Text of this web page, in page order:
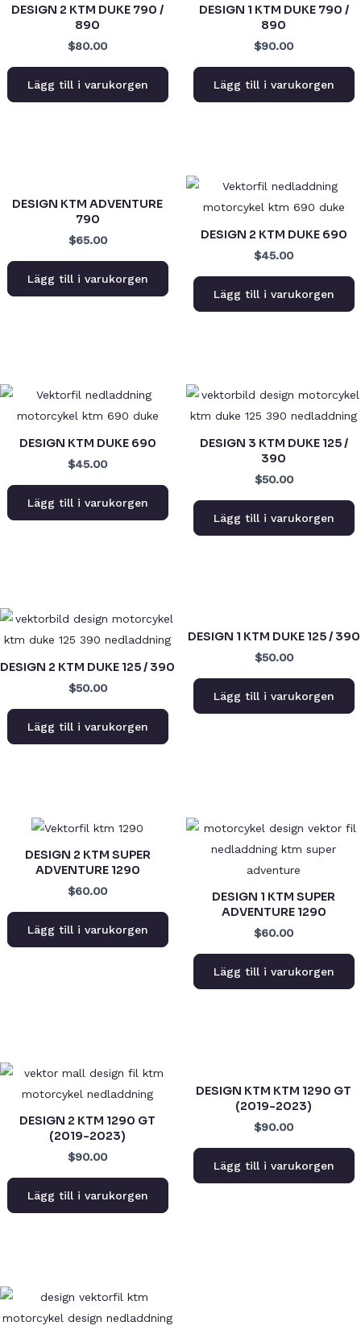
DESIGN 2 KTM DUKE 790 /
890
$80.00
Lägg till i varukorgen
DESIGN 1 KTM DUKE 790 /
890
$90.00
Lägg till i varukorgen
DESIGN KTM ADVENTURE
790
$65.00
Lägg till i varukorgen
DESIGN 2 KTM DUKE 690
$45.00
Lägg till i varukorgen
DESIGN KTM DUKE 690
$45.00
Lägg till i varukorgen
DESIGN 3 KTM DUKE 125 /
390
$50.00
Lägg till i varukorgen
DESIGN 2 KTM DUKE 125 / 390
$50.00
Lägg till i varukorgen
DESIGN 1 KTM DUKE 125 / 390
$50.00
Lägg till i varukorgen
DESIGN 2 KTM SUPER
ADVENTURE 1290
$60.00
Lägg till i varukorgen
DESIGN 1 KTM SUPER
ADVENTURE 1290
$60.00
Lägg till i varukorgen
DESIGN 2 KTM 1290 GT
(2019-2023)
$90.00
Lägg till i varukorgen
DESIGN KTM KTM 1290 GT
(2019-2023)
$90.00
Lägg till i varukorgen